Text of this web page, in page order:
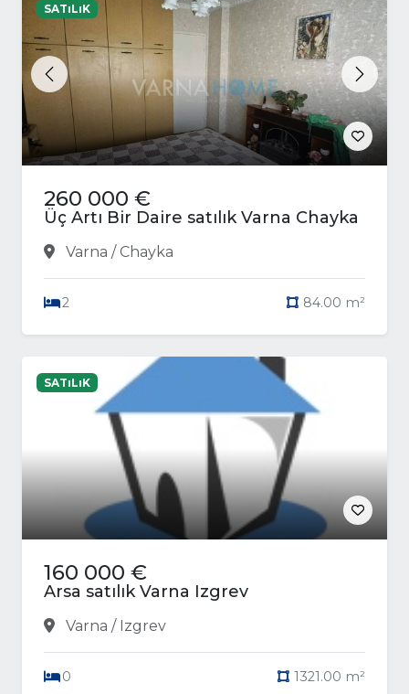
Previous Next
SATıLıK
260 000 €
Üç Artı Bir Daire satılık Varna Chayka
Varna / Chayka
2 84.00 m²
SATıLıK
160 000 €
Arsa satılık Varna Izgrev
Varna / Izgrev
0 1321.00 m²